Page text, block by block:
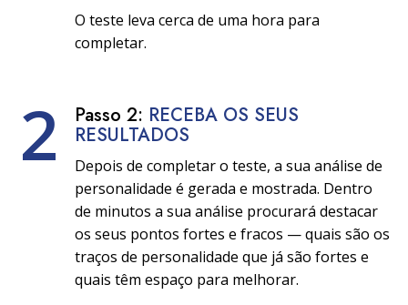
O teste leva cerca de uma hora para
completar.
2 Passo 2: RECEBA OS SEUS
RESULTADOS
Depois de completar o teste, a sua análise de
personalidade é gerada e mostrada. Dentro
de minutos a sua análise procurará destacar
os seus pontos fortes e fracos — quais são os
traços de personalidade que já são fortes e
quais têm espaço para melhorar.